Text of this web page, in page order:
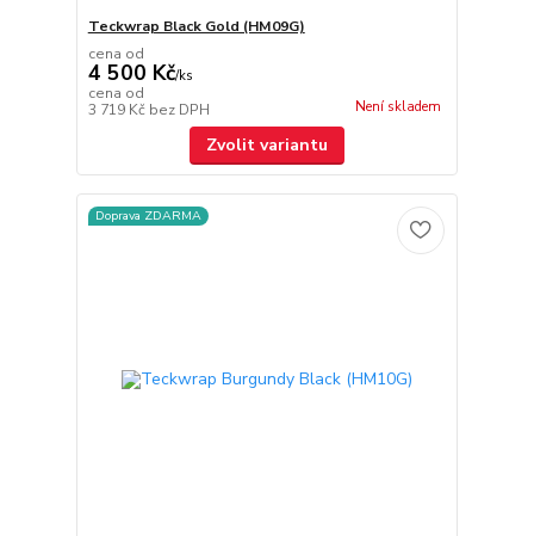
Teckwrap Black Gold (HM09G)
cena od
4 500 Kč/ks
cena od
3 719 Kč bez DPH Není skladem
Zvolit variantu
Doprava ZDARMA